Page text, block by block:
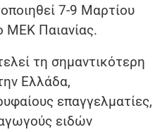
7-9 Μαρτίου
ΜΕΚ Παιανίας.
τη σημαντικότερη
Ελλάδα,
επαγγελματίες,
ειδών